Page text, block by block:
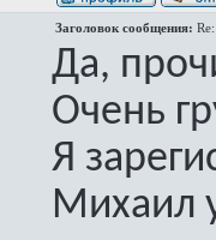
Заголовок сообщения:
Да,
Очень
Я
Михаил